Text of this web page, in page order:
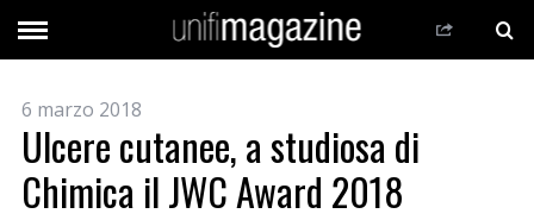
6 marzo 2018
Ulcere cutanee, a studiosa di
Chimica il JWC Award 2018